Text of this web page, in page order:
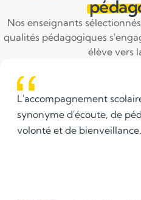
Nos enseignants
qualités pédagogiques
élève vers
Enseignante
élèves du primaire au
enfants jusqu’en